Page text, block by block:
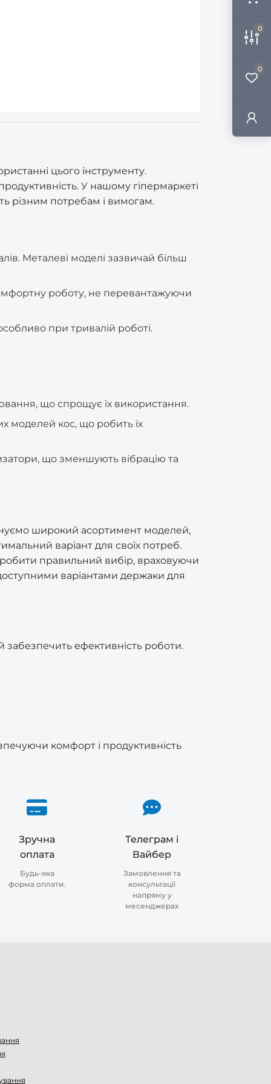
0
0
цього інструменту.
У нашому гіпермаркеті
різним потребам і вимогам.
Металеві моделі зазвичай більш
роботу, не перевантажуючи
при тривалій роботі.
що спрощує їх використання.
моделей кос, що робить їх
що зменшують вібрацію та
широкий асортимент моделей,
варіант для своїх потреб.
правильний вибір, враховуючи
варіантами держаки для
забезпечить ефективність роботи.
комфорт і продуктивність
Зручна
оплата
Будь-яка
форма оплати.
Телеграм і
Вайбер
Замовлення та
консультації
напряму у
месенджерах